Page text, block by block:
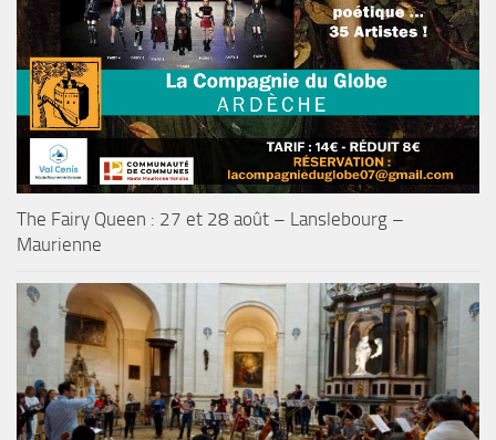
The Fairy Queen : 27 et 28 août – Lanslebourg –
Maurienne